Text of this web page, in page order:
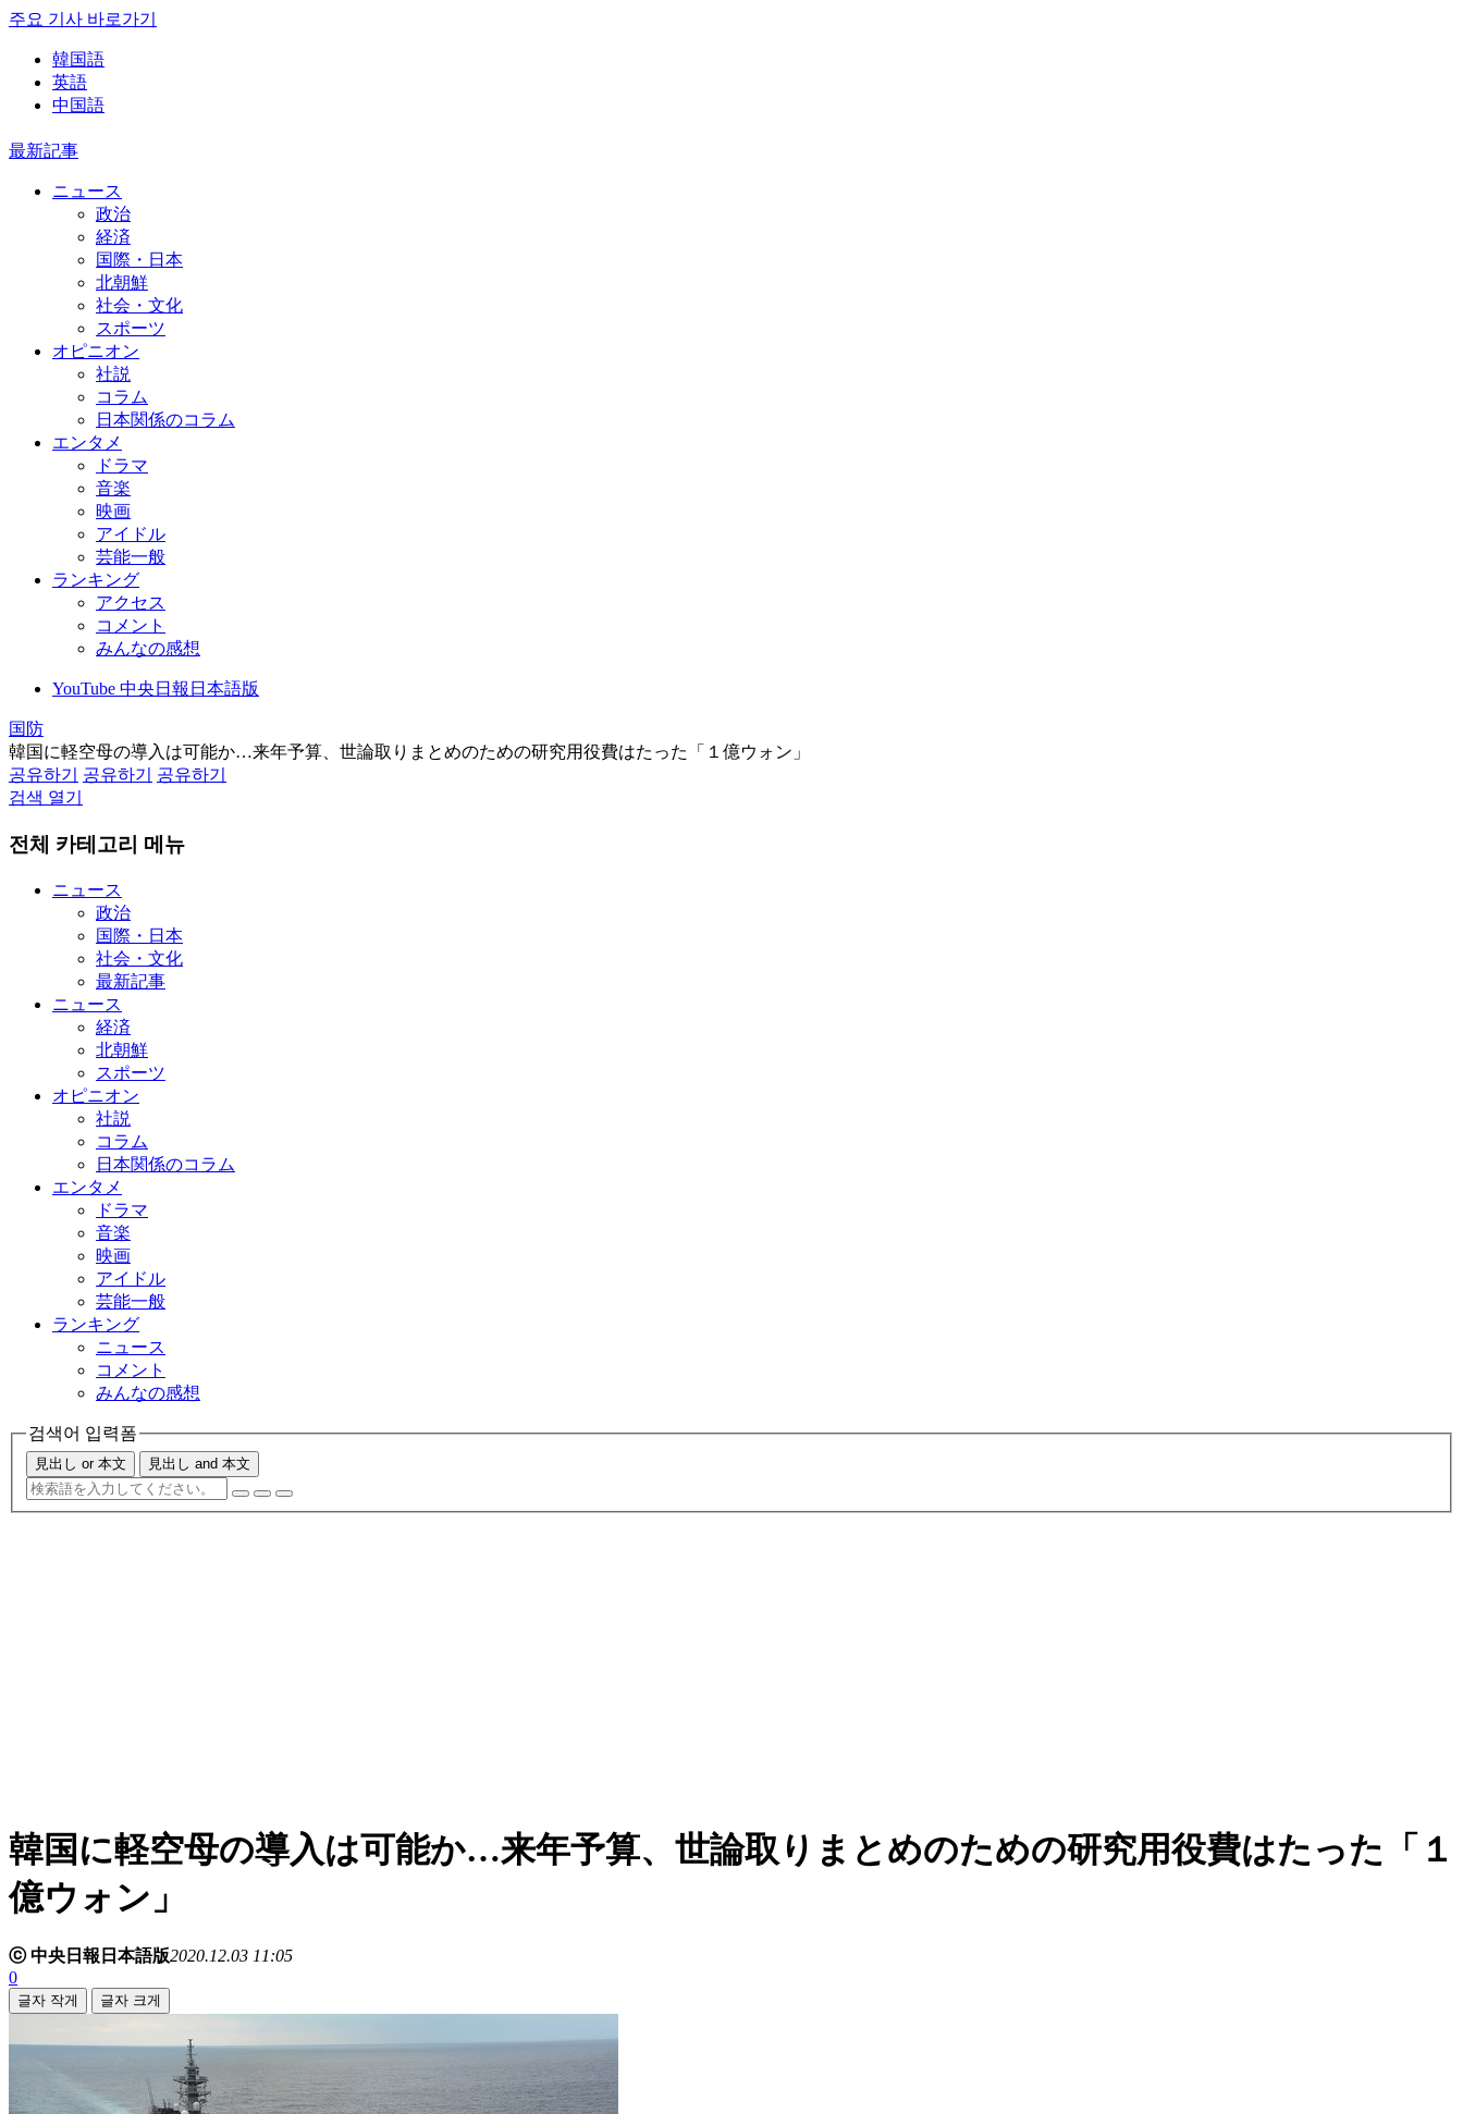
주요 기사 바로가기
韓国語
英語
中国語
最新記事
ニュース
政治
経済
国際・日本
北朝鮮
社会・文化
スポーツ
オピニオン
社説
コラム
日本関係のコラム
エンタメ
ドラマ
音楽
映画
アイドル
芸能一般
ランキング
アクセス
コメント
みんなの感想
YouTube 中央日報日本語版
国防
韓国に軽空母の導入は可能か…来年予算、世論取りまとめのための研究用役費はたった「１億ウォン」
공유하기
공유하기
공유하기
검색 열기
전체 카테고리 메뉴
ニュース
政治
国際・日本
社会・文化
最新記事
ニュース
経済
北朝鮮
スポーツ
オピニオン
社説
コラム
日本関係のコラム
エンタメ
ドラマ
音楽
映画
アイドル
芸能一般
ランキング
ニュース
コメント
みんなの感想
검색어 입력폼
見出し or 本文 見出し and 本文
韓国に軽空母の導入は可能か…来年予算、世論取りまとめのための研究用役費はたった「１
億ウォン」
ⓒ 中央日報日本語版2020.12.03 11:05
0
글자 작게 글자 크게